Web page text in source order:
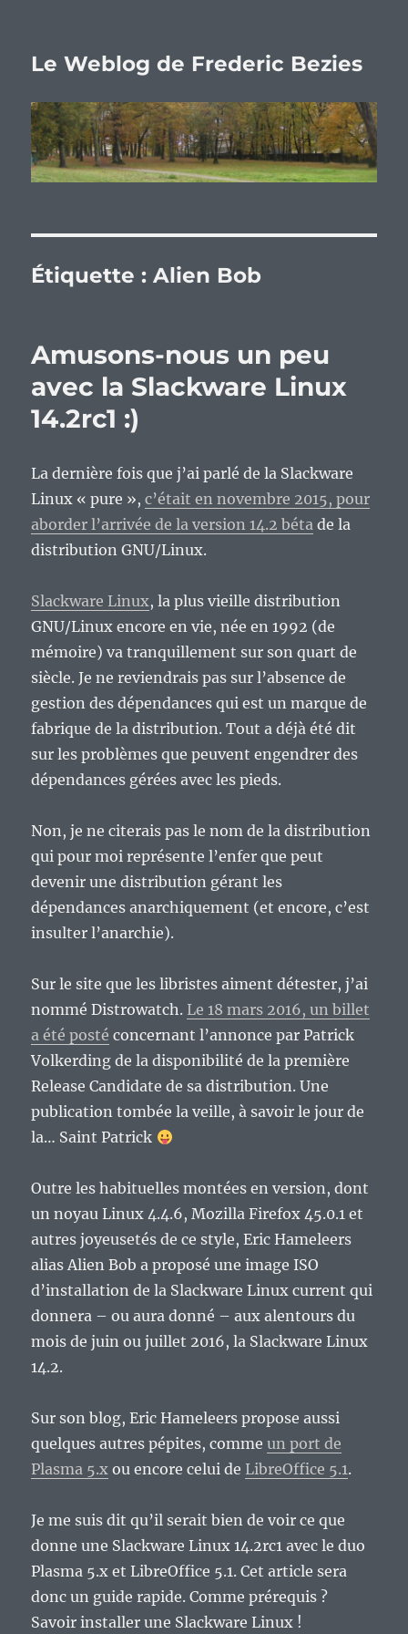
Le Weblog de Frederic Bezies
Étiquette :Alien Bob
Amusons-nous un peu
avec la Slackware Linux
14.2rc1 :)
La dernière fois que j’ai parlé de la Slackware
Linux « pure »,c’était en novembre 2015, pour
aborder l’arrivée de la version 14.2 béta de la
distribution GNU/Linux.
Slackware Linux, la plus vieille distribution
GNU/Linux encore en vie, née en 1992 (de
mémoire) va tranquillement sur son quart de
siècle. Je ne reviendrais pas sur l’absence de
gestion des dépendances qui est un marque de
fabrique de la distribution. Tout a déjà été dit
sur les problèmes que peuvent engendrer des
dépendances gérées avec les pieds.
Non, je ne citerais pas le nom de la distribution
qui pour moi représente l’enfer que peut
devenir une distribution gérant les
dépendances anarchiquement (et encore, c’est
insulter l’anarchie).
Sur le site que les libristes aiment détester, j’ai
nommé Distrowatch. Le 18 mars 2016, un billet
a été posté concernant l’annonce par Patrick
Volkerding de la disponibilité de la première
Release Candidate de sa distribution. Une
publication tombée la veille, à savoir le jour de
la… Saint Patrick
Outre les habituelles montées en version, dont
un noyau Linux 4.4.6, Mozilla Firefox 45.0.1 et
autres joyeusetés de ce style, Eric Hameleers
alias Alien Bob a proposé une image ISO
d’installation de la Slackware Linux current qui
donnera – ou aura donné – aux alentours du
mois de juin ou juillet 2016, la Slackware Linux
14.2.
Sur son blog, Eric Hameleers propose aussi
quelques autres pépites, commeun port de
Plasma 5.x ou encore celui de LibreOffice 5.1.
Je me suis dit qu’il serait bien de voir ce que
donne une Slackware Linux 14.2rc1 avec le duo
Plasma 5.x et LibreOffice 5.1. Cet article sera
donc un guide rapide. Comme prérequis ?
Savoir installer une Slackware Linux !